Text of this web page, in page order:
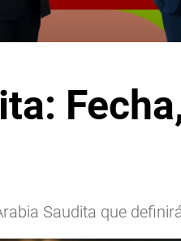
Saudita que